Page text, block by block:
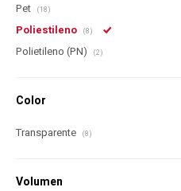
Pet (18)
Poliestileno (8)
Polietileno (PN) (2)
Color
Transparente (8)
Volumen